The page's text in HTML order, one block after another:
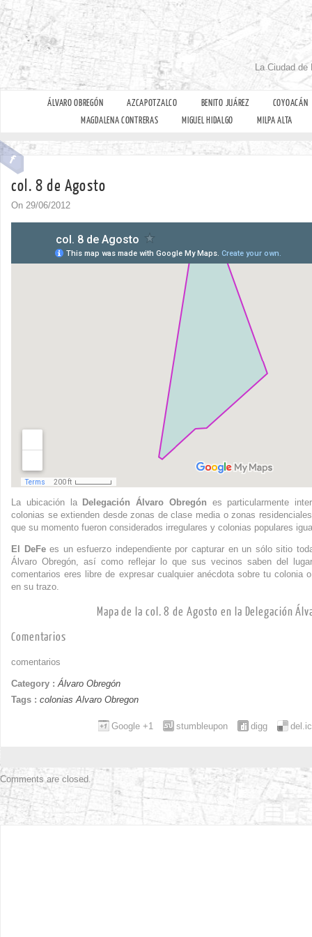
La Ciudad
ÁLVARO OBREGÓN AZCAPOTZALCO BENITO JUÁREZ
COYOACÁN
MAGDALENA CONTRERAS
MIGUEL HIDALGO MILPA ALTA
col. 8 de Agosto
On 29/06/2012
La ubicación la Delegación Álvaro Obregón es particularmente
colonias se extienden desde zonas de clase media o zonas
que su momento fueron considerados irregulares y colonias populares
El DeFees un esfuerzo independiente por capturar en un sólo sitio
Álvaro Obregón, así como reflejar lo que sus vecinos saben del
comentarios eres libre de expresar cualquier anécdota sobre tu colonia
en su trazo.
Mapa de la col. 8 de Agosto en la Delegación
Comentarios
comentarios
Category : Álvaro Obregón
Tags : colonias Alvaro Obregon
digg
stumbleupon
Google +1
Comments are closed.